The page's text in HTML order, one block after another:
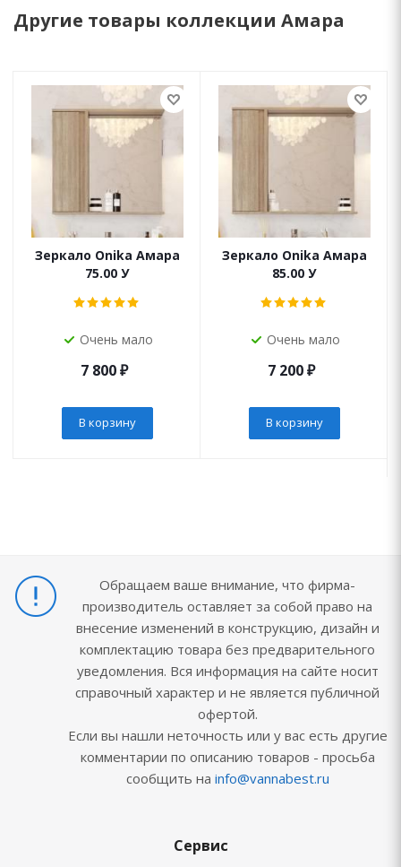
Другие товары коллекции Амара
Зеркало Onika Амара
75.00 У
Очень мало
7 800₽
В корзину
Зеркало Onika Амара
85.00 У
Очень мало
7 200₽
В корзину
Обращаем ваше внимание, что фирма-
производитель оставляет за собой право на
внесение изменений в конструкцию, дизайн и
комплектацию товара без предварительного
уведомления. Вся информация на сайте носит
справочный характер и не является публичной
офертой.
Если вы нашли неточность или у вас есть другие
комментарии по описанию товаров - просьба
сообщить на info@vannabest.ru
Сервис